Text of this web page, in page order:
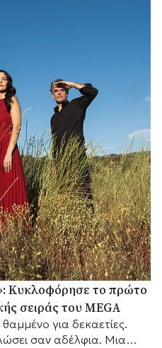
Κυκλοφόρησε το πρώτο
σειράς του MEGA
για δεκαετίες.
σαν αδέλφια. Μια